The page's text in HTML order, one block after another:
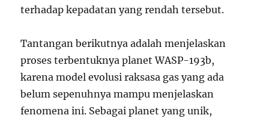
terhadap kepadatan yang rendah tersebut.
Tantangan berikutnya adalah menjelaskan
proses terbentuknya planet WASP-193b,
karena model evolusi raksasa gas yang ada
belum sepenuhnya mampu menjelaskan
fenomena ini. Sebagai planet yang unik,